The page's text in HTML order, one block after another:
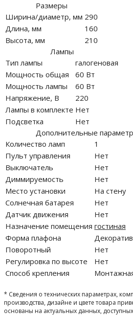
Размеры
Ширина/диаметр, мм 290
Длина, мм
160
Высота, мм
210
Лампы
Тип лампы
галогеновая
Мощность общая
60 Вт
Мощность лампы
60 Вт
Напряжение, В
220
Лампы в комплекте Нет
Подсветка
Нет
Дополнительные
Количество ламп
1
Пульт управления
Нет
Выключатель
Нет
Диммируемость
Нет
Место установки
На стену
Солнечная батарея
Нет
Датчик движения
Нет
Назначение помещения гостиная
Форма плафона
Поворотный
Нет
Регулировка по высоте
Нет
Способ крепления
* Сведения о технических параметрах,
производства, дизайне и цвете товара
основаны на актуальных данных,